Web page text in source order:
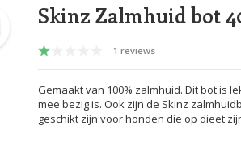
Skinz Zalmhuid bot
1 reviews
Gemaakt van 100% zalmhuid. Dit bot is
mee bezig is. Ook zijn de Skinz
geschikt zijn voor honden die op dieet